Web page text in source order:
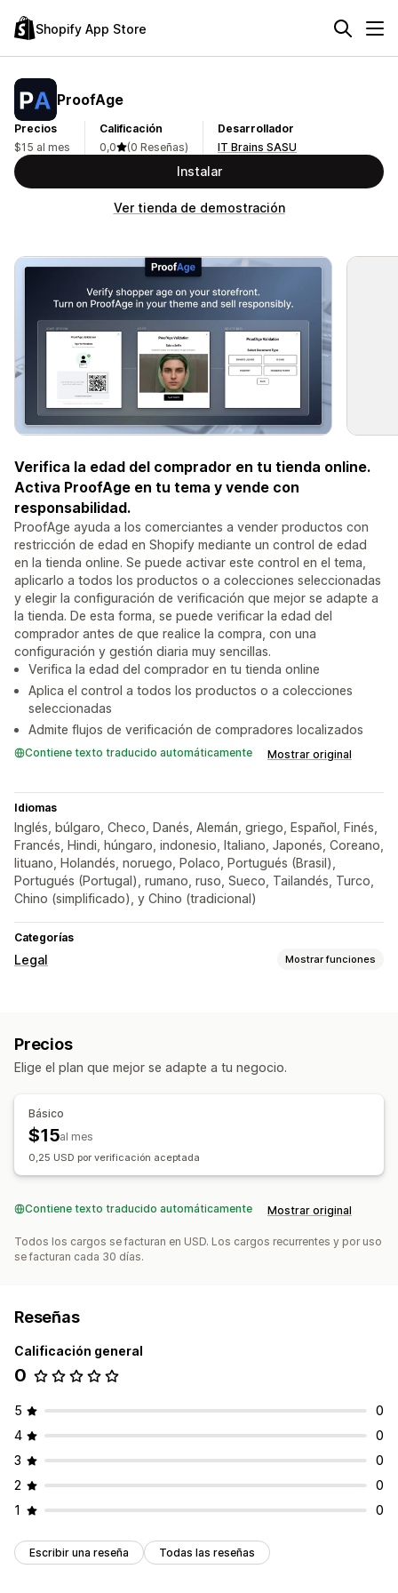
Shopify App Store
ProofAge
Precios
$15 al mes
Calificación
0,0
(0 Reseñas)
Desarrollador
IT Brains SASU
Instalar
Ver tienda de demostración
Verifica la edad del comprador en tu tienda online.
Activa ProofAge en tu tema y vende con
responsabilidad.
ProofAge ayuda a los comerciantes a vender productos con
restricción de edad en Shopify mediante un control de edad
en la tienda online. Se puede activar este control en el tema,
aplicarlo a todos los productos o a colecciones seleccionadas
y elegir la configuración de verificación que mejor se adapte a
la tienda. De esta forma, se puede verificar la edad del
comprador antes de que realice la compra, con una
configuración y gestión diaria muy sencillas.
Verifica la edad del comprador en tu tienda online
Aplica el control a todos los productos o a colecciones
seleccionadas
Admite flujos de verificación de compradores localizados
Contiene texto traducido automáticamente Mostrar original
Idiomas
Inglés, búlgaro, Checo, Danés, Alemán, griego, Español, Finés,
Francés, Hindi, húngaro, indonesio, Italiano, Japonés, Coreano,
lituano, Holandés, noruego, Polaco, Portugués (Brasil),
Portugués (Portugal), rumano, ruso, Sueco, Tailandés, Turco,
Chino (simplificado), y Chino (tradicional)
Categorías
Legal Mostrar funciones
Precios
Elige el plan que mejor se adapte a tu negocio.
Básico
$15al mes
0,25 USD por verificación aceptada
Contiene texto traducido automáticamente Mostrar original
Todos los cargos se facturan en USD. Los cargos recurrentes y por uso
se facturan cada 30 días.
Reseñas
Calificación general
0
5
0
4
0
3
0
2
0
1
0
Escribir una reseña Todas las reseñas